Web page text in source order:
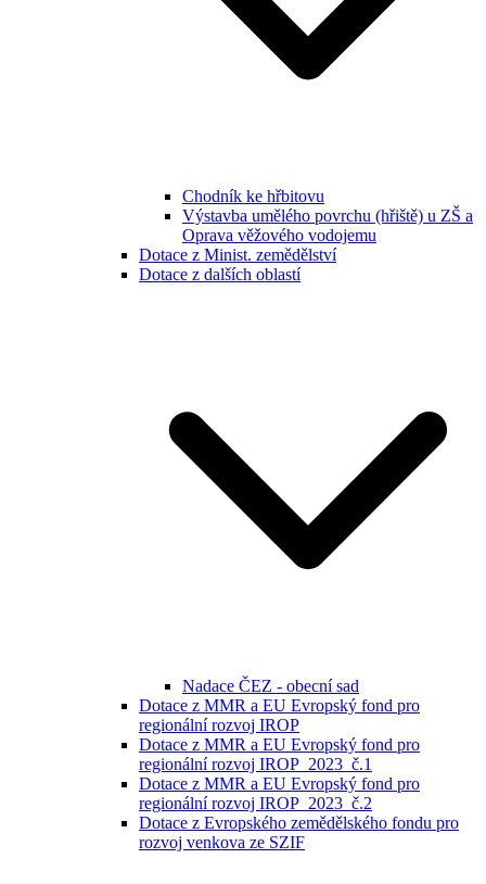
Chodník ke hřbitovu
Výstavba umělého povrchu (hřiště) u ZŠ a
Oprava věžového vodojemu
Dotace z Minist. zemědělství
Dotace z dalších oblastí
Nadace ČEZ - obecní sad
Dotace z MMR a EU Evropský fond pro
regionální rozvoj IROP
Dotace z MMR a EU Evropský fond pro
regionální rozvoj IROP_2023_č.1
Dotace z MMR a EU Evropský fond pro
regionální rozvoj IROP_2023_č.2
Dotace z Evropského zemědělského fondu pro
rozvoj venkova ze SZIF